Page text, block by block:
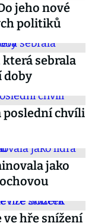
jeho nové
politiků
sebrala
doby
poslední chvíli
jako
ve hře snížení